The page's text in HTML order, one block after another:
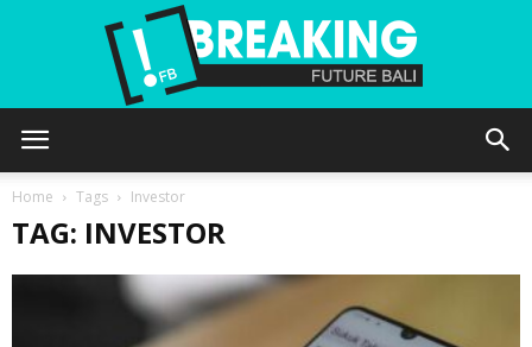
Home Tags Investor
TAG: INVESTOR